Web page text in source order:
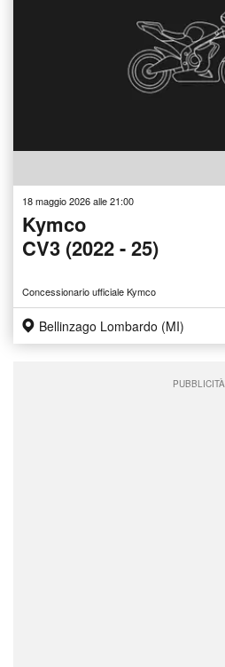
18 maggio 2026 alle 21:00
Kymco
CV3 (2022 - 25)
Concessionario ufficiale Kymco
Bellinzago Lombardo (MI)
PUBBLICITÀ